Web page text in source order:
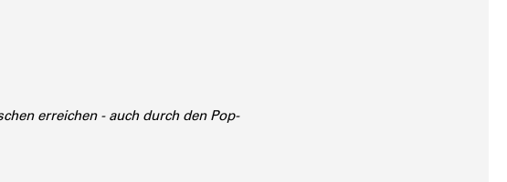
erreichen - auch durch den Pop-